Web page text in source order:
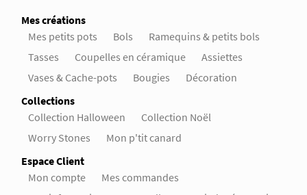
Mes créations
Mes petits pots
Bols
Ramequins & petits bols
Tasses
Coupelles en céramique
Assiettes
Vases & Cache-pots
Bougies
Décoration
Collections
Collection Halloween
Collection Noël
Worry Stones
Mon p'tit canard
Espace Client
Mon compte
Mes commandes